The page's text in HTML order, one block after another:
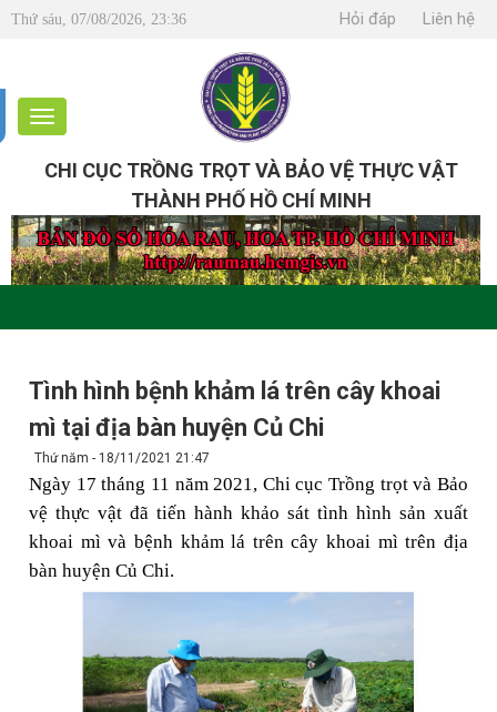
Thứ sáu, 07/08/2026, 23:36 Hỏi đáp Liên hệ
CHI CỤC TRỒNG TRỌT VÀ BẢO VỆ THỰC VẬT
THÀNH PHỐ HỒ CHÍ MINH
Tình hình bệnh khảm lá trên cây khoai
mì tại địa bàn huyện Củ Chi
Thứ năm - 18/11/2021 21:47
Ngày 17 tháng 11 năm 2021, Chi cục Trồng trọt và Bảo
vệ thực vật đã tiến hành khảo sát tình hình sản xuất
khoai mì và bệnh khảm lá trên cây khoai mì trên địa
bàn huyện Củ Chi.